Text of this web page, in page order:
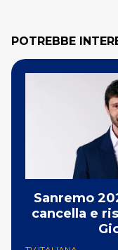
POTREBBE
Sanremo
cancella e